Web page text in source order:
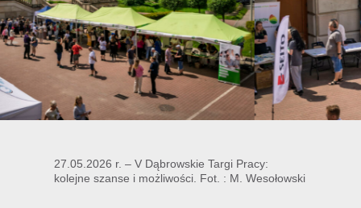
27.05.2026 r. – V Dąbrowskie Targi Pracy:
kolejne szanse i możliwości. Fot. : M. Wesołowski